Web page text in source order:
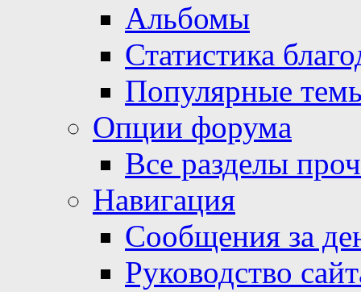
Альбомы
Статистика
Популярные
Опции форума
Все разделы
Навигация
Сообщения за
Руководство